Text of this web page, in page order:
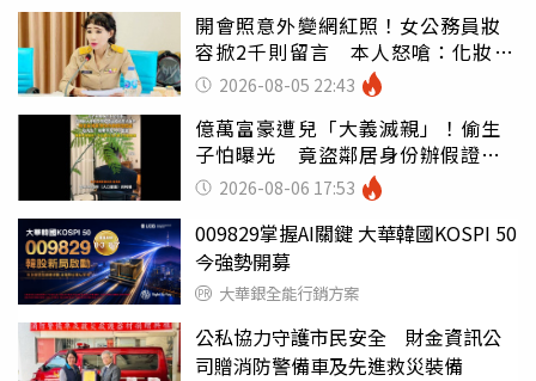
開會照意外變網紅照！女公務員妝
容掀2千則留言 本人怒嗆：化妝有
錯嗎2026-08-05 22:43
億萬富豪遭兒「大義滅親」！偷生
子怕曝光 竟盜鄰居身份辦假證落
戶 2026-08-06 17:53
009829掌握AI關鍵 大華韓國KOSPI 50
今強勢開募
大華銀全能行銷方案
公私協力守護市民安全 財金資訊公
司贈消防警備車及先進救災裝備